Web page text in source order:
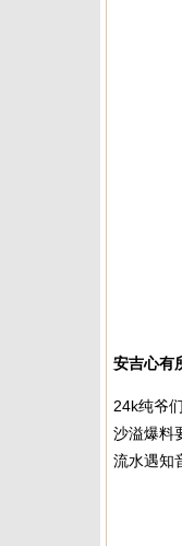
安吉心有
24k纯爷
沙溢爆料
流水遇知